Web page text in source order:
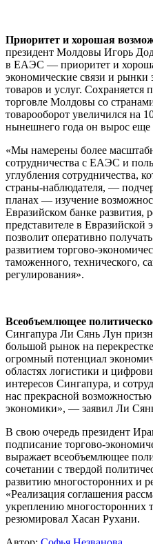
Приоритет и хорошая
президент Молдовы Игорь
в ЕАЭС — приоритет и
экономические связи и рынки
товаров и услуг. Сохраняется
торговле Молдовы со
товарооборот увеличился на
нынешнего года он вырос еще
«Мы намерены более
сотрудничества с ЕАЭС и
углубления сотрудничества,
страны-наблюдателя, —
планах — изучение
Евразийском банке развития,
представителе в
позволит оперативно
развитием торгово-
таможенного, технического,
регулирования».
Всеобъемлющее
Сингапура Ли Сянь Лун
большой рынок на
огромный потенциал
областях логистики и
интересов Сингапура, и
нас прекрасной
экономики», — заявил Ли
В свою очередь президент
подписание торгово-
выражает всеобъемлющее
сочетании с твердой
развитию многосторонних и
«Реализация соглашения
укреплению многосторонних
резюмировал Хасан Рухани.